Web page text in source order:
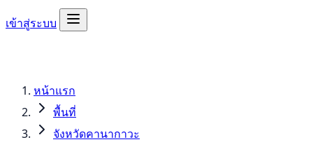
เข้าสู่ระบบ
หน้าแรก
พื้นที่
จังหวัดคานากาวะ